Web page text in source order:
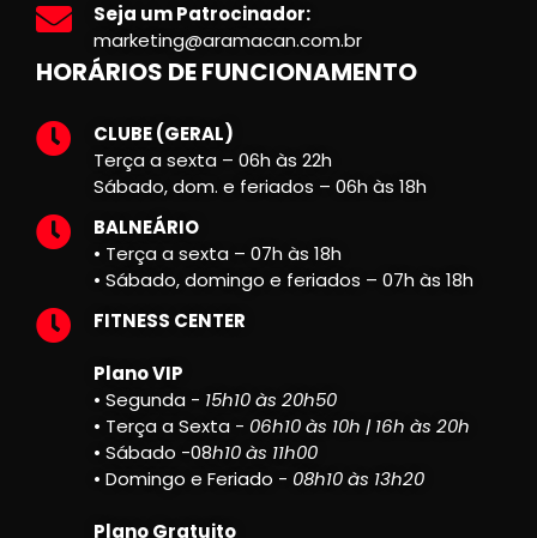
Seja um Patrocinador:
marketing@aramacan.com.br
HORÁRIOS DE FUNCIONAMENTO
CLUBE (GERAL)
Terça a sexta – 06h às 22h
Sábado, dom. e feriados – 06h às 18h
BALNEÁRIO
• Terça a sexta – 07h às 18h
• Sábado, domingo e feriados – 07h às 18h
FITNESS CENTER
Plano VIP
• Segunda - 15h10 às 20h50
• Terça a Sexta - 06h10 às 10h | 16h às 20h
• Sábado -08h10 às 11h00
• Domingo e Feriado - 08h10 às 13h20
Plano Gratuito